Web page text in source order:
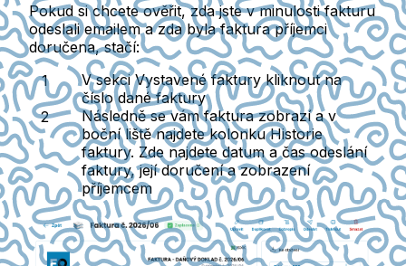
Pokud si chcete ověřit, zda jste v minulosti fakturu
odeslali emailem a zda byla faktura příjemci
doručena, stačí:
V sekciVystavené fakturykliknout na
číslo dané faktury
Následně se vám faktura zobrazí a v
boční liště najdete kolonkuHistorie
faktury. Zde najdete datum a čas odeslání
faktury, její doručení a zobrazení
příjemcem